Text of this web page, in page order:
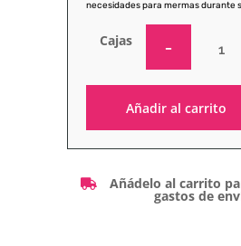
necesidades para mermas durante
Cajas
Añadir al carrito
Añádelo al carrito
gastos de